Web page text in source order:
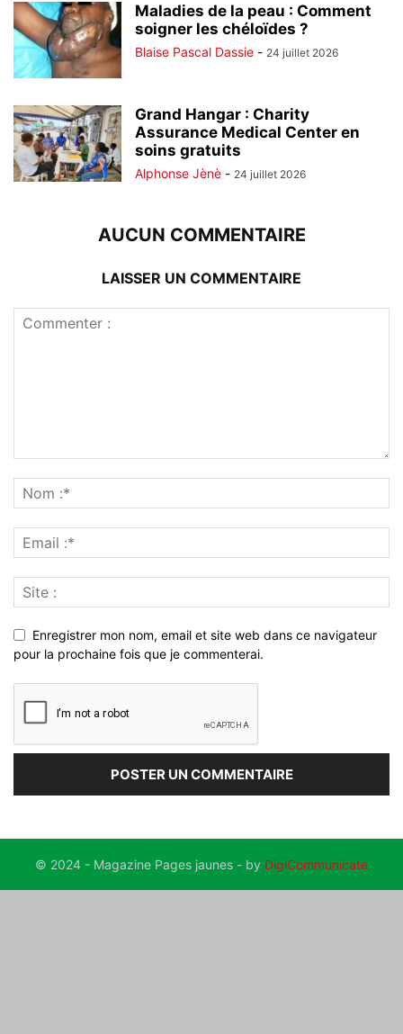
Maladies de la peau : Comment
soigner les chéloïdes ?
Blaise Pascal Dassie - 24 juillet 2026
Grand Hangar : Charity
Assurance Medical Center en
soins gratuits
Alphonse Jènè - 24 juillet 2026
AUCUN COMMENTAIRE
LAISSER UN COMMENTAIRE
Enregistrer mon nom, email et site web dans ce navigateur
pour la prochaine fois que je commenterai.
© 2024 - Magazine Pages jaunes - by DigiCommunicate